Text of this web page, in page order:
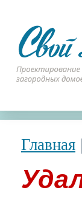
Главная |